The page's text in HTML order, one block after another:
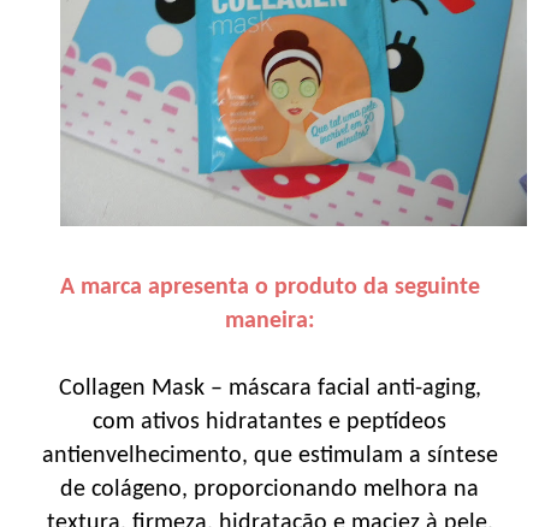
A marca apresenta o produto da seguinte
maneira:
Collagen Mask – máscara facial anti-aging,
com ativos hidratantes e peptídeos
antienvelhecimento, que estimulam a síntese
de colágeno, proporcionando melhora na